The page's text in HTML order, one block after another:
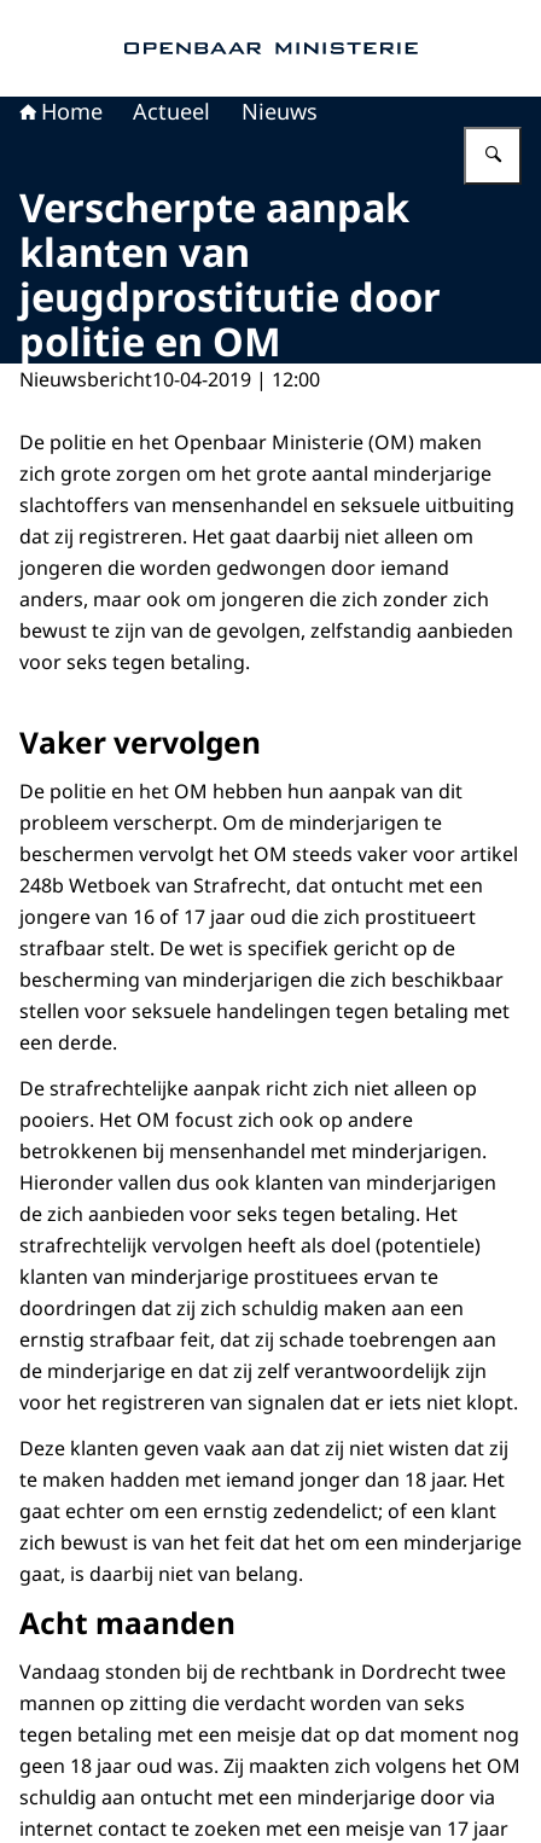
Home Actueel Nieuws
Verscherpte aanpak
klanten van
jeugdprostitutie door
politie en OM
Nieuwsbericht10-04-2019 | 12:00
De politie en het Openbaar Ministerie (OM) maken
zich grote zorgen om het grote aantal minderjarige
slachtoffers van mensenhandel en seksuele uitbuiting
dat zij registreren. Het gaat daarbij niet alleen om
jongeren die worden gedwongen door iemand
anders, maar ook om jongeren die zich zonder zich
bewust te zijn van de gevolgen, zelfstandig aanbieden
voor seks tegen betaling.
Vaker vervolgen
De politie en het OM hebben hun aanpak van dit
probleem verscherpt. Om de minderjarigen te
beschermen vervolgt het OM steeds vaker voor artikel
248b Wetboek van Strafrecht, dat ontucht met een
jongere van 16 of 17 jaar oud die zich prostitueert
strafbaar stelt. De wet is specifiek gericht op de
bescherming van minderjarigen die zich beschikbaar
stellen voor seksuele handelingen tegen betaling met
een derde.
De strafrechtelijke aanpak richt zich niet alleen op
pooiers. Het OM focust zich ook op andere
betrokkenen bij mensenhandel met minderjarigen.
Hieronder vallen dus ook klanten van minderjarigen
de zich aanbieden voor seks tegen betaling. Het
strafrechtelijk vervolgen heeft als doel (potentiele)
klanten van minderjarige prostituees ervan te
doordringen dat zij zich schuldig maken aan een
ernstig strafbaar feit, dat zij schade toebrengen aan
de minderjarige en dat zij zelf verantwoordelijk zijn
voor het registreren van signalen dat er iets niet klopt.
Deze klanten geven vaak aan dat zij niet wisten dat zij
te maken hadden met iemand jonger dan 18 jaar. Het
gaat echter om een ernstig zedendelict; of een klant
zich bewust is van het feit dat het om een minderjarige
gaat, is daarbij niet van belang.
Acht maanden
Vandaag stonden bij de rechtbank in Dordrecht twee
mannen op zitting die verdacht worden van seks
tegen betaling met een meisje dat op dat moment nog
geen 18 jaar oud was. Zij maakten zich volgens het OM
schuldig aan ontucht met een minderjarige door via
internet contact te zoeken met een meisje van 17 jaar